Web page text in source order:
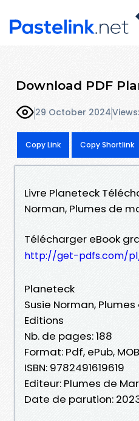
Download PDF
29 October 2024
Copy Link Copy Shortlink
Livre Planeteck
Norman, Plumes de
Télécharger eBook
http://get-pdfs.com/
Planeteck
Susie Norman,
Editions
Nb. de pages: 188
Format: Pdf, ePub,
ISBN: 9782491619619
Editeur: Plumes de
Date de parution: